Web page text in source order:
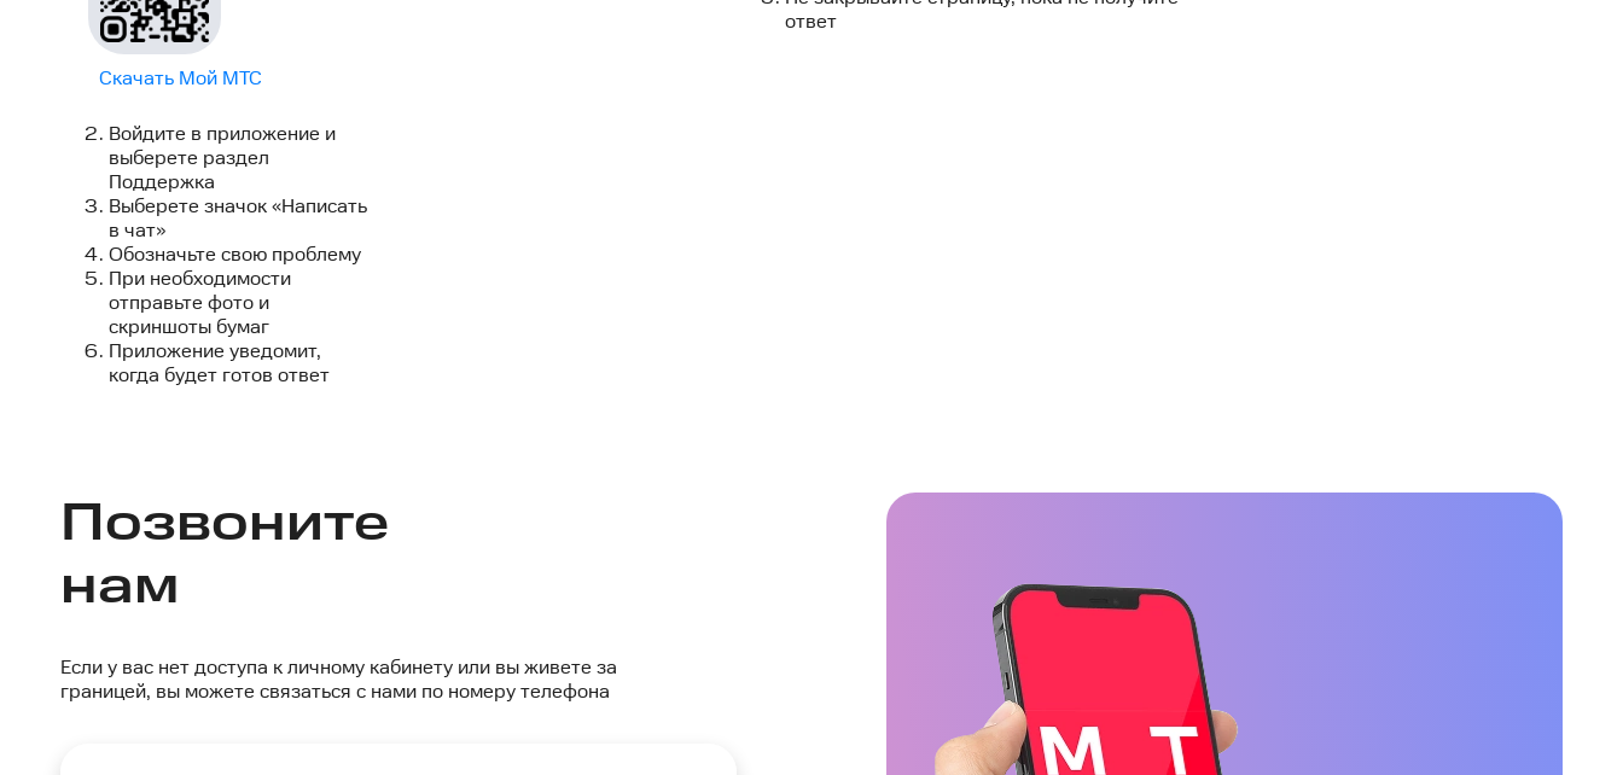
Скачать Мой МТС
Войдите в приложение и
выберете раздел
Поддержка
Выберете значок «Написать
в чат»
Обозначьте свою проблему
При необходимости
отправьте фото и
скриншоты бумаг
Приложение уведомит,
когда будет готов ответ
ответ
Позвоните
нам
Если у вас нет доступа к личному кабинету или вы живете за
границей, вы можете связаться с нами по номеру телефона